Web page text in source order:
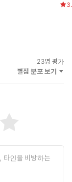
23명 평가
별점 분포 보기